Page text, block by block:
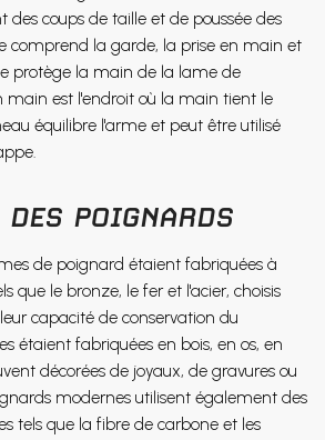
coups de taille et de poussée des
comprend la garde, la prise en main et
protège la main de la lame de
main est l'endroit où la main tient le
équilibre l'arme et peut être utilisé
POIGNARDS
de poignard étaient fabriquées à
que le bronze, le fer et l'acier, choisis
capacité de conservation du
étaient fabriquées en bois, en os, en
décorées de joyaux, de gravures ou
modernes utilisent également des
tels que la fibre de carbone et les